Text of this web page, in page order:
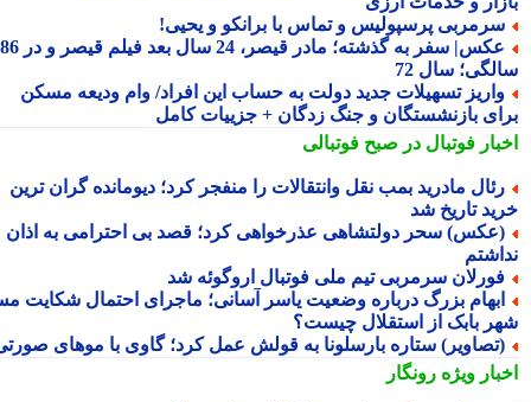
پرسپولیس و تماس با برانکو و یحیی!
عکس| سفر به گذشته؛ مادر قیصر، 24 سال بعد فیلم قیصر و در 86
سال 72
تسهیلات جدید دولت به حساب این افراد/ وام ودیعه مسکن
بازنشستگان و جنگ زدگان + جزییات کامل
فوتبال در صبح فوتبالی
مادرید بمب نقل وانتقالات را منفجر کرد؛ دیومانده گران ترین
تاریخ شد
سحر دولتشاهی عذرخواهی کرد؛ قصد بی احترامی به اذان
سرمربی تیم ملی فوتبال اروگوئه شد
بزرگ درباره وضعیت یاسر آسانی؛ ماجرای احتمال شکایت مس
بابک از استقلال چیست؟
ستاره بارسلونا به قولش عمل کرد؛ گاوی با موهای صورتی!
ویژهرونگار